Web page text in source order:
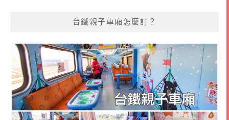
台鐵親子車廂怎麼訂？